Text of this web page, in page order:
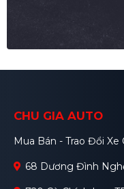
CHU GIA AUTO
Mua Bán - Trao Đổi Xe
68 Dương Đình